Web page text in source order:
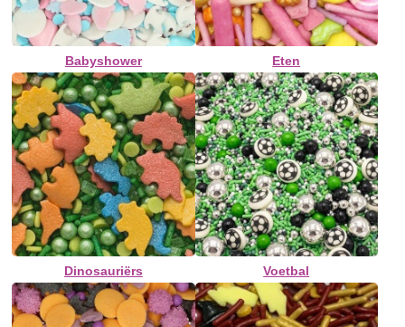
Babyshower Eten
Dinosauriërs Voetbal